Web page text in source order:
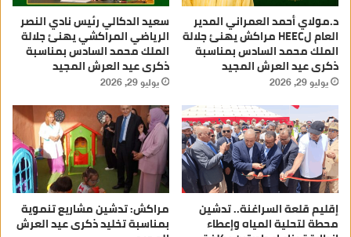
د.مولاي أحمد العمراني المدير
العام لHEEC مراكش يهنئ جلالة
الملك محمد السادس بمناسبة
ذكرى عيد العرش المجيد
يوليو 29, 2026
سعيد الدكالي رئيس نادي النصر
الرياضي المراكشي يهنئ جلالة
الملك محمد السادس بمناسبة
ذكرى عيد العرش المجيد
يوليو 29, 2026
إقليم قلعة السراغنة.. تدشين
محطة لتحلية المياه وإعطاء
مراكش: تدشين مشاريع تنموية
بمناسبة تخليد ذكرى عيد العرش